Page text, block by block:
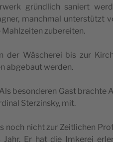
gründ­lich saniert
manch­mal unter­stützt
zubereiten.
der Wäsche­rei bis zur
abge­baut werden.
beson­de­ren Gast brach­te
Ster­zinsky, mit.
noch nicht zur Zeit­li­chen
Er hat die Imke­rei